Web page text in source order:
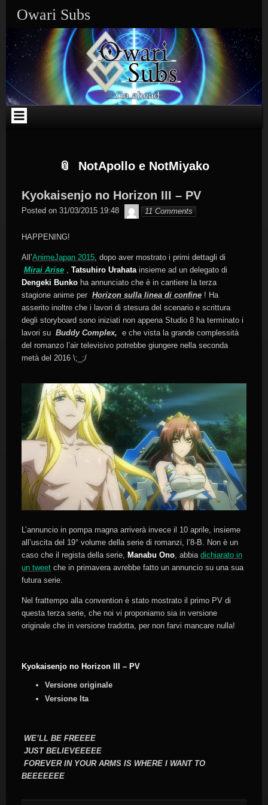
2
2
3
2
2
2
COMMENTS-
2
Owari Subs
NotApollo e NotMiyako
Kyokaisenjo no Horizon III – PV
Posted on 31/03/2015 19:48 Byakko
11 Comments
HAPPENING!
All’AnimeJapan 2015 , dopo aver mostrato i primi dettagli di
Mirai Arise
Tatsuhiro Urahatainsieme ad un delegato di
Dengeki Bunko ha annunciato che è in cantiere la terza
stagione anime per Horizon sulla linea di confine ! Ha
asserito inoltre che i lavori di stesura del scenario e scrittura
degli storyboard sono iniziati non appena Studio 8 ha terminato i
lavori su Buddy Complex, e che vista la grande complessità
del romanzo l’air televisivo potrebbe giungere nella seconda
metà del 2016 \;_;/
L’annuncio in pompa magna arriverà invece il 10 aprile, insieme
all’uscita del 19° volume della serie di romanzi, l’8-B. Non è un
caso che il regista della serie, Manabu Ono, abbia dichiarato in
un tweet che in primavera avrebbe fatto un annuncio su una sua
futura serie.
Nel frattempo alla convention è stato mostrato il primo PV di
questa terza serie, che noi vi proponiamo sia in versione
originale che in versione tradotta, per non farvi mancare nulla!
Kyokaisenjo no Horizon III – PV
Versione originale
Versione Ita
WE’LL BE FREEEE
JUST BELIEVEEEEE
FOREVER IN YOUR ARMS IS WHERE I WANT TO
BEEEEEEE